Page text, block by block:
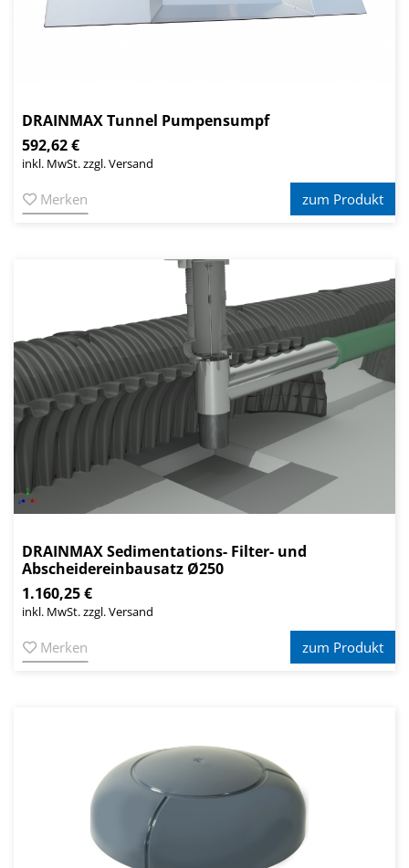
DRAINMAX Tunnel Pumpensumpf
592,62 €
inkl. MwSt. zzgl. Versand
Merken zum Produkt
DRAINMAX Sedimentations- Filter- und
Abscheidereinbausatz Ø250
1.160,25 €
inkl. MwSt. zzgl. Versand
Merken zum Produkt